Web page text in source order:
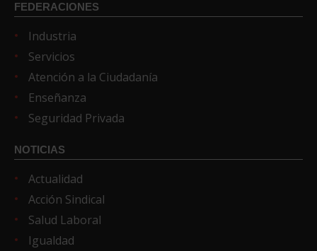
FEDERACIONES
Industria
Servicios
Atención a la Ciudadanía
Enseñanza
Seguridad Privada
NOTICIAS
Actualidad
Acción Sindical
Salud Laboral
Igualdad